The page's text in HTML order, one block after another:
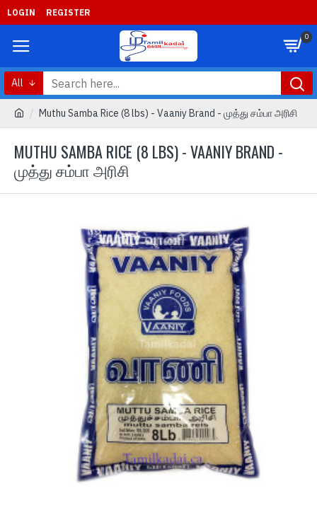
LOGIN REGISTER
0
All
Muthu Samba Rice (8 lbs) - Vaaniy Brand - முத்து சம்பா அரிசி
MUTHU SAMBA RICE (8 LBS) - VAANIY BRAND -
முத்து சம்பா அரிசி